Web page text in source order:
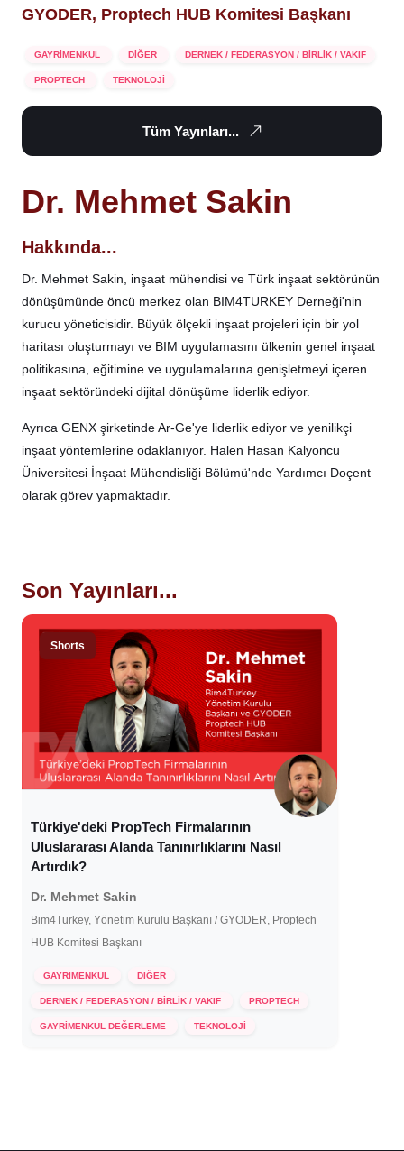
GYODER, Proptech HUB Komitesi Başkanı
GAYRİMENKUL DİĞER DERNEK / FEDERASYON / BİRLİK / VAKIF
PROPTECH TEKNOLOJİ
Tüm Yayınları...
Dr. Mehmet Sakin
Hakkında...
Dr. Mehmet Sakin, inşaat mühendisi ve Türk inşaat sektörünün
dönüşümünde öncü merkez olan BIM4TURKEY Derneği'nin
kurucu yöneticisidir. Büyük ölçekli inşaat projeleri için bir yol
haritası oluşturmayı ve BIM uygulamasını ülkenin genel inşaat
politikasına, eğitimine ve uygulamalarına genişletmeyi içeren
inşaat sektöründeki dijital dönüşüme liderlik ediyor.
Ayrıca GENX şirketinde Ar-Ge'ye liderlik ediyor ve yenilikçi
inşaat yöntemlerine odaklanıyor. Halen Hasan Kalyoncu
Üniversitesi İnşaat Mühendisliği Bölümü'nde Yardımcı Doçent
olarak görev yapmaktadır.
Son Yayınları...
Shorts
Türkiye'deki PropTech Firmalarının
Uluslararası Alanda Tanınırlıklarını Nasıl
Artırdık?
Dr. Mehmet Sakin
Bim4Turkey, Yönetim Kurulu Başkanı / GYODER, Proptech
HUB Komitesi Başkanı
GAYRİMENKUL DİĞER
DERNEK / FEDERASYON / BİRLİK / VAKIF PROPTECH
GAYRİMENKUL DEĞERLEME TEKNOLOJİ